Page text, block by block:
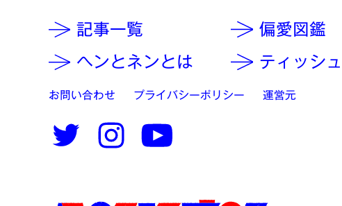
記事一覧 偏愛図鑑
ヘンとネンとは
ティッシ
お問い合わせ プライバシーポリシー 運営元